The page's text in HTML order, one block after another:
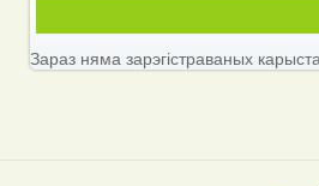
Зараз няма зарэгістраваных